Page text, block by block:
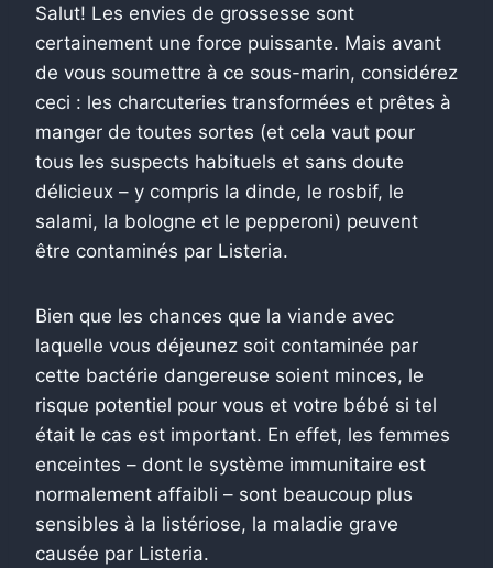
Salut! Les envies de grossesse sont
certainement une force puissante. Mais avant
de vous soumettre à ce sous-marin, considérez
ceci : les charcuteries transformées et prêtes à
manger de toutes sortes (et cela vaut pour
tous les suspects habituels et sans doute
délicieux – y compris la dinde, le rosbif, le
salami, la bologne et le pepperoni) peuvent
être contaminés par Listeria.
Bien que les chances que la viande avec
laquelle vous déjeunez soit contaminée par
cette bactérie dangereuse soient minces, le
risque potentiel pour vous et votre bébé si tel
était le cas est important. En effet, les femmes
enceintes – dont le système immunitaire est
normalement affaibli – sont beaucoup plus
sensibles à la listériose, la maladie grave
causée par Listeria.